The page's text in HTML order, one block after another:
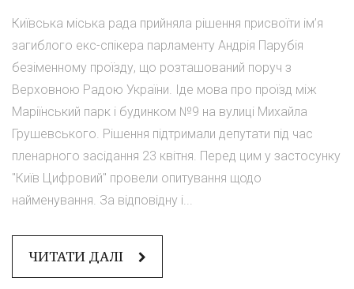
Київська міська рада прийняла рішення присвоїти ім’я
загиблого екс-спікера парламенту Андрія Парубія
безіменному проїзду, що розташований поруч з
Верховною Радою України. Іде мова про проїзд між
Маріїнський парк і будинком №9 на вулиці Михайла
Грушевського. Рішення підтримали депутати під час
пленарного засідання 23 квітня. Перед цим у застосунку
"Київ Цифровий" провели опитування щодо
найменування. За відповідну і...
ЧИТАТИ ДАЛІ